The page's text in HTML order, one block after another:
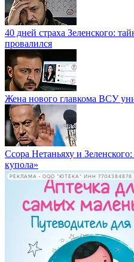
40 дней страха Зеленского:
провалился
Жена нового главкома ВСУ
Ссора Нетаньяху и
купола»
РЕКЛАМА • ООО "ЮТЕКА" ИНН 7704384878